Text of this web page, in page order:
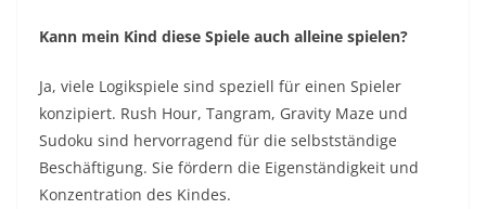
Kann mein Kind diese Spiele auch alleine spielen?
Ja, viele Logikspiele sind speziell für einen Spieler
konzipiert. Rush Hour, Tangram, Gravity Maze und
Sudoku sind hervorragend für die selbstständige
Beschäftigung. Sie fördern die Eigenständigkeit und
Konzentration des Kindes.